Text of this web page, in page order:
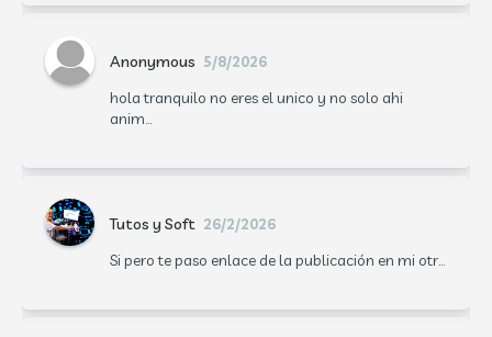
Anonymous 5/8/2026
hola tranquilo no eres el unico y no solo ahi
anim...
Tutos y Soft 26/2/2026
Si pero te paso enlace de la publicación en mi otr...